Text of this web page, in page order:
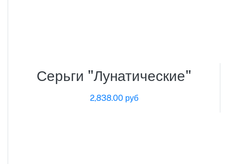
Серьги "Лунатические"
2,838.00 руб